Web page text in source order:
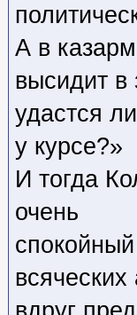
А в
высидит в
удастся
у курсе?»
И тогда
очень